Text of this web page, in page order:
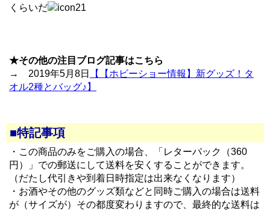
くらいだ
★その他の注目ブログ記事はこちら
→ 2019年5月8日
【【ホビーショー情報】新グッズ！タ
オル2種とバッグ♪】
■特記事項
・この商品のみをご購入の場合、「レターパック（360
円）」での郵送にして送料を安くすることができます。
（だたし代引きや到着日時指定は出来なくなります）
・お酒やその他のグッズ類などと同時ご購入の場合は送料
が（サイズが）その都度変わりますので、最終的な送料は